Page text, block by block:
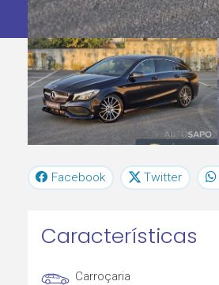
Facebook Twitter
Características
Carroçaria